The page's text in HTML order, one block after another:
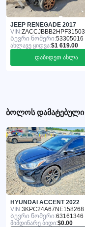
JEEP RENEGADE 2017
VIN:ZACCJBBB2HPF31503
Ბევრი ნომერი:53305016
ახლავე ყიდვა:$1 619.00
დაბიდეთ ახლა
ბოლოს დამატებული
HYUNDAI ACCENT 2022
VIN:3KPC24A67NE158268
Ბევრი ნომერი:63161346
მიმდინარე ბიდი:$0.00